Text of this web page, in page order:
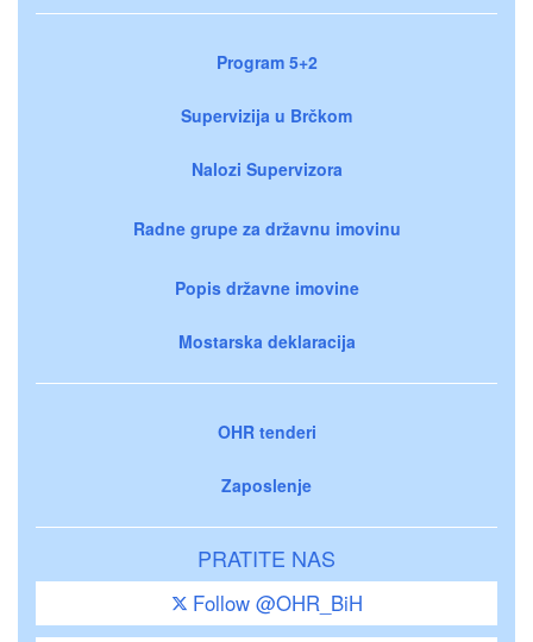
Program 5+2
Supervizija u Brčkom
Nalozi Supervizora
Radne grupe za državnu imovinu
Popis državne imovine
Mostarska deklaracija
OHR tenderi
Zaposlenje
PRATITE NAS
Follow @OHR_BiH